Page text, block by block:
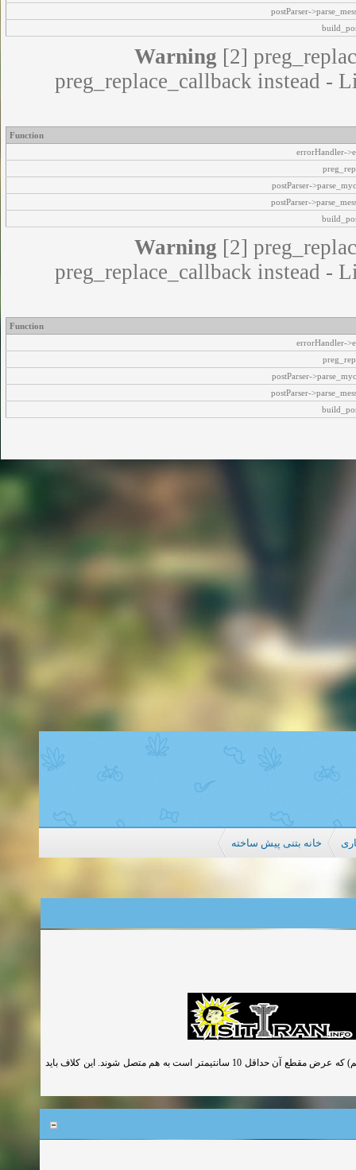
postParser-
Warning [2]
preg_replace_callback instead -
Function
errorHandler-
postParser-
postParser-
Warning [2]
preg_replace_callback instead -
Function
errorHandler-
postParser-
postParser-
خانه بتنی پیش ساخته
در صورت تجاوز دهانه تیرچه ها از 4 متر باید تیرچه ها بوسیله یک کلاف عرضی (تای بیم) که عرض مقطع آن حداقل 10 سانتیمتر است به هم متصل شوند. این کلاف باید